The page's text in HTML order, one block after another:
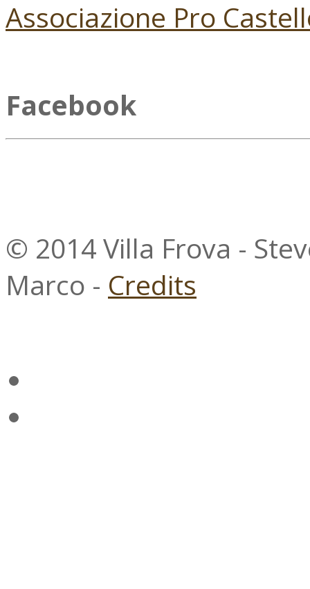
Associazione Pro
Facebook
© 2014 Villa Frova -
Marco - Credits